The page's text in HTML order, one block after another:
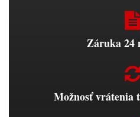
Záruka 24
Možnosť vrátenia